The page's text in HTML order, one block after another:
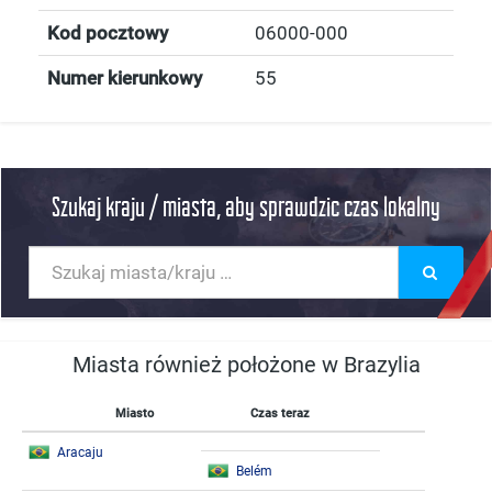
Kod pocztowy 06000-000
Numer kierunkowy 55
Szukaj kraju / miasta, aby sprawdzic czas lokalny
Miasta również położone w Brazylia
Miasto Czas teraz
Aracaju
Belém